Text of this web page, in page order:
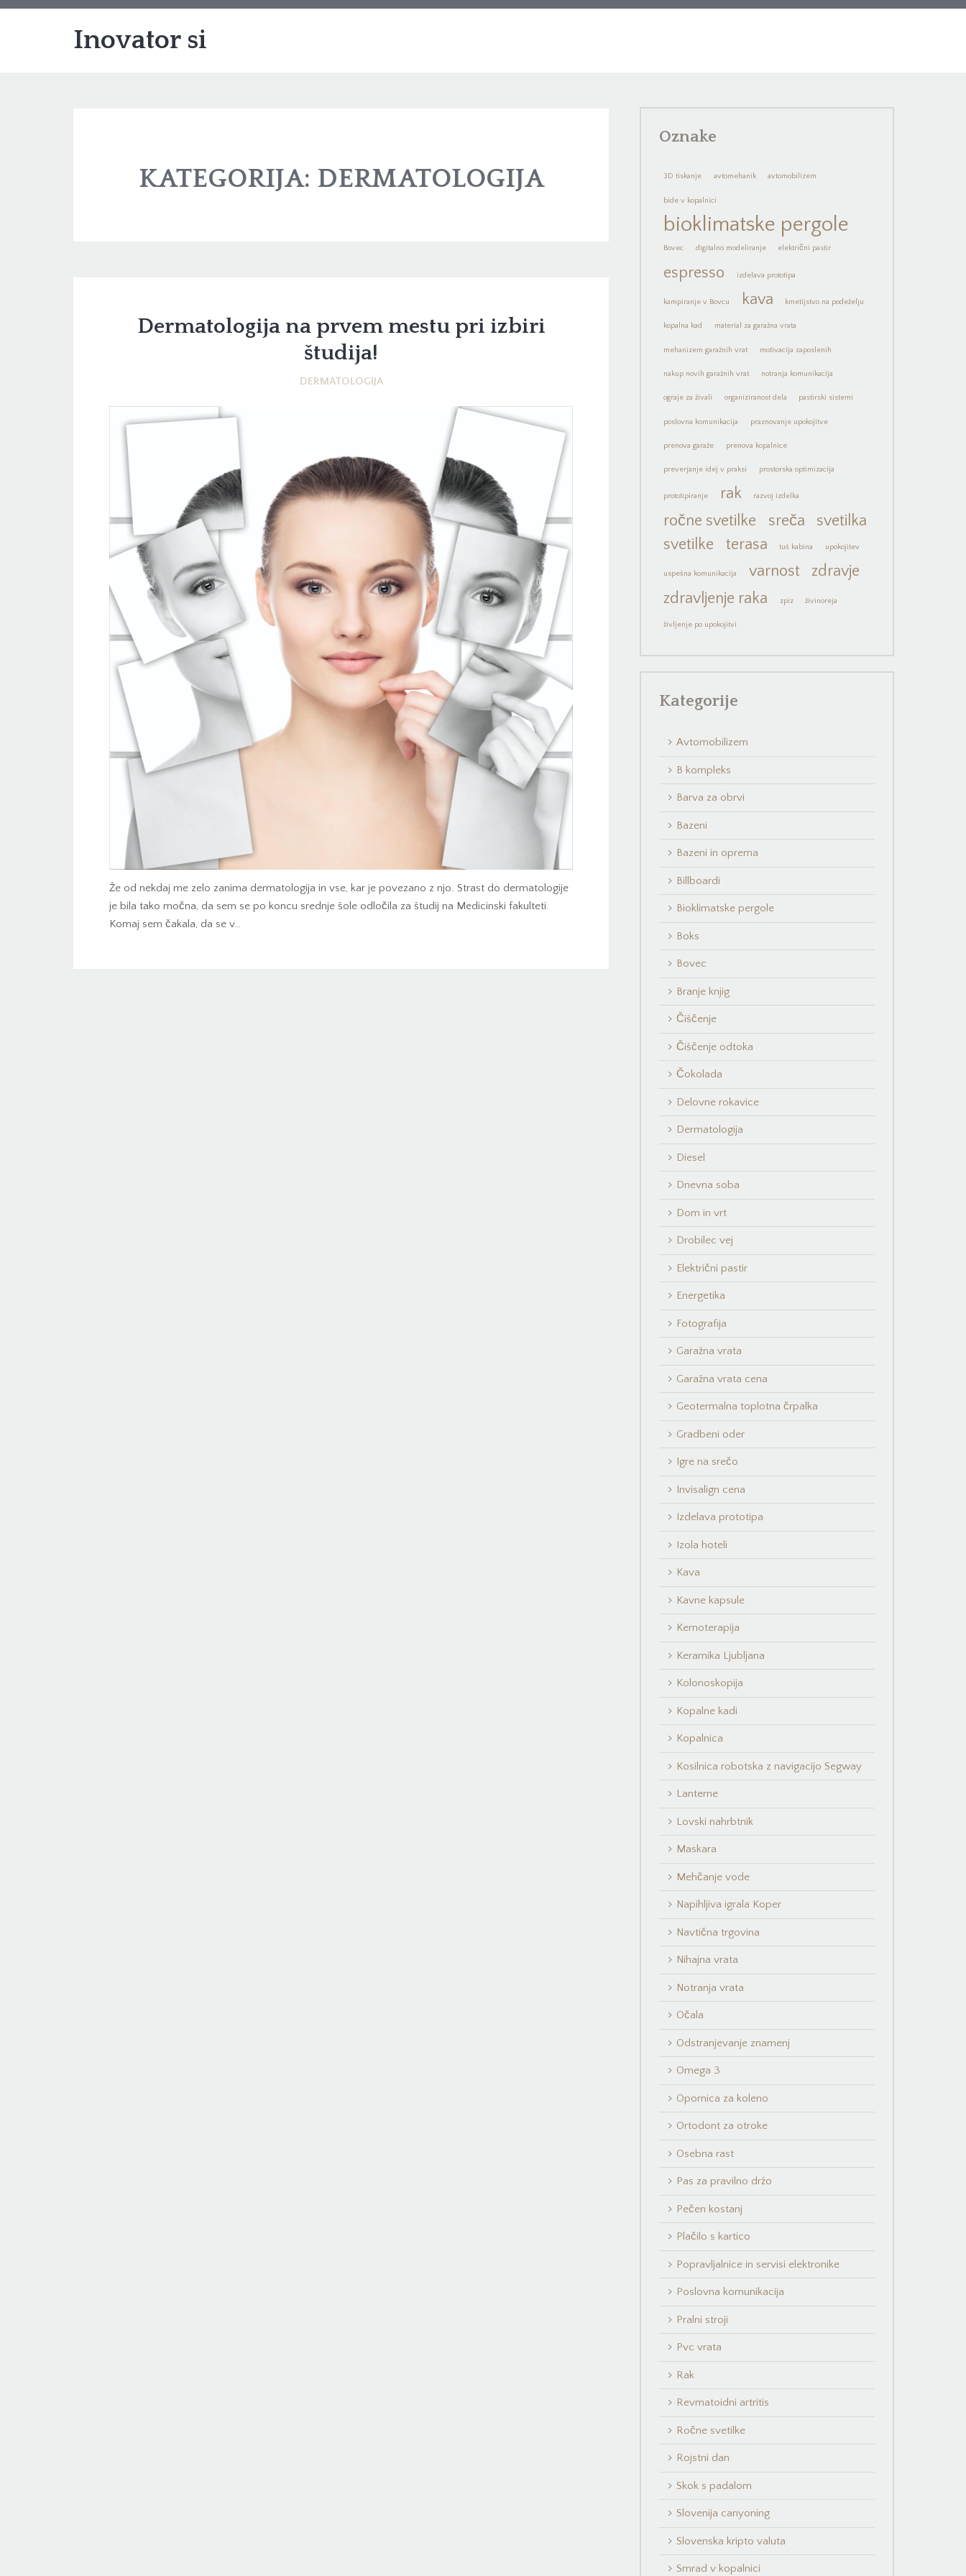
Inovator si
KATEGORIJA: DERMATOLOGIJA
Dermatologija na prvem mestu pri izbiri
študija!
DERMATOLOGIJA
Že od nekdaj me zelo zanima dermatologija in vse, kar je povezano z njo. Strast do dermatologije
je bila tako močna, da sem se po koncu srednje šole odločila za študij na Medicinski fakulteti.
Komaj sem čakala, da se v…
Oznake
3D tiskanje avtomehanik avtomobilizem
bide v kopalnici
bioklimatske pergole
Bovec digitalno modeliranje električni pastir
espresso izdelava prototipa
kampiranje v Bovcu kava kmetijstvo na podeželju
kopalna kad material za garažna vrata
mehanizem garažnih vrat motivacija zaposlenih
nakup novih garažnih vrat notranja komunikacija
ograje za živali organiziranost dela pastirski sistemi
poslovna komunikacija praznovanje upokojitve
prenova garaže prenova kopalnice
preverjanje idej v praksi prostorska optimizacija
prototipiranje rak razvoj izdelka
ročne svetilke sreča
svetilka
svetilke
terasa tuš kabina upokojitev
uspešna komunikacija varnost
zdravje
zdravljenje raka
zpiz živinoreja
življenje po upokojitvi
Kategorije
Avtomobilizem
B kompleks
Barva za obrvi
Bazeni
Bazeni in oprema
Billboardi
Bioklimatske pergole
Boks
Bovec
Branje knjig
Čiščenje
Čiščenje odtoka
Čokolada
Delovne rokavice
Dermatologija
Diesel
Dnevna soba
Dom in vrt
Drobilec vej
Električni pastir
Energetika
Fotografija
Garažna vrata
Garažna vrata cena
Geotermalna toplotna črpalka
Gradbeni oder
Igre na srečo
Invisalign cena
Izdelava prototipa
Izola hoteli
Kava
Kavne kapsule
Kemoterapija
Keramika Ljubljana
Kolonoskopija
Kopalne kadi
Kopalnica
Kosilnica robotska z navigacijo Segway
Lanterne
Lovski nahrbtnik
Maskara
Mehčanje vode
Napihljiva igrala Koper
Navtična trgovina
Nihajna vrata
Notranja vrata
Očala
Odstranjevanje znamenj
Omega 3
Opornica za koleno
Ortodont za otroke
Osebna rast
Pas za pravilno držo
Pečen kostanj
Plačilo s kartico
Popravljalnice in servisi elektronike
Poslovna komunikacija
Pralni stroji
Pvc vrata
Rak
Revmatoidni artritis
Ročne svetilke
Rojstni dan
Skok s padalom
Slovenija canyoning
Slovenska kripto valuta
Smrad v kopalnici